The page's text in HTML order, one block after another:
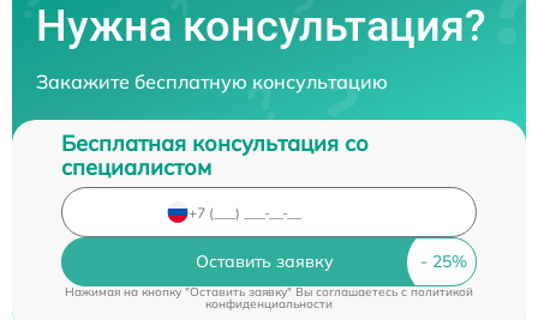
Нужна консультация?
Закажите бесплатную консультацию
Бесплатная консультация со
специалистом
Оставить заявку
Нажимая на кнопку "Оставить заявку" Вы соглашаетесь c политикой
конфиденциальности